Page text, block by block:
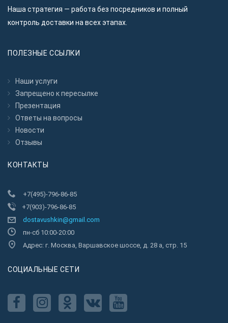
Наша стратегия — работа без посредников и полный
контроль доставки на всех этапах.
ПОЛЕЗНЫЕ ССЫЛКИ
Наши услуги
Запрещено к пересылкe
Презентация
Ответы на вопросы
Новости
Отзывы
КОНТАКТЫ
+7(495)-796-86-85
+7(903)-796-86-85
dostavushkin@gmail.com
пн-сб 10:00-20:00
Адрес: г. Москва, Варшавское шоссе, д. 28 а, стр. 15
CОЦИАЛЬНЫЕ СЕТИ